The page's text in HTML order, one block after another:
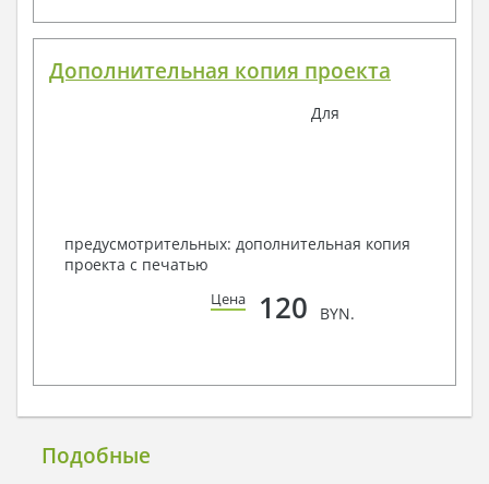
Дополнительная копия проекта
Для
предусмотрительных: дополнительная копия
проекта с печатью
Цена 120 BYN.
Подобные